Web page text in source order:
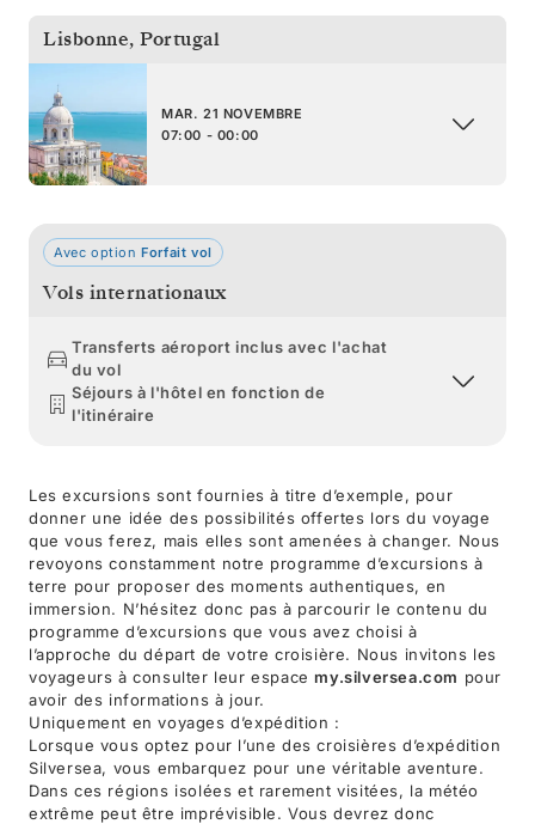
Lisbonne, Portugal
MAR. 21 NOVEMBRE
07:00 - 00:00
Avec option Forfait vol
Vols internationaux
Transferts aéroport inclus avec l'achat
du vol
Séjours à l'hôtel en fonction de
l'itinéraire
Les excursions sont fournies à titre d’exemple, pour
donner une idée des possibilités offertes lors du voyage
que vous ferez, mais elles sont amenées à changer. Nous
revoyons constamment notre programme d’excursions à
terre pour proposer des moments authentiques, en
immersion. N’hésitez donc pas à parcourir le contenu du
programme d’excursions que vous avez choisi à
l’approche du départ de votre croisière. Nous invitons les
voyageurs à consulter leur espacemy.silversea.com pour
avoir des informations à jour.
Uniquement en voyages d’expédition :
Lorsque vous optez pour l’une des croisières d’expédition
Silversea, vous embarquez pour une véritable aventure.
Dans ces régions isolées et rarement visitées, la météo
extrême peut être imprévisible. Vous devrez donc